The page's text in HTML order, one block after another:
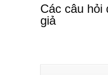
Các câu hỏi
giả